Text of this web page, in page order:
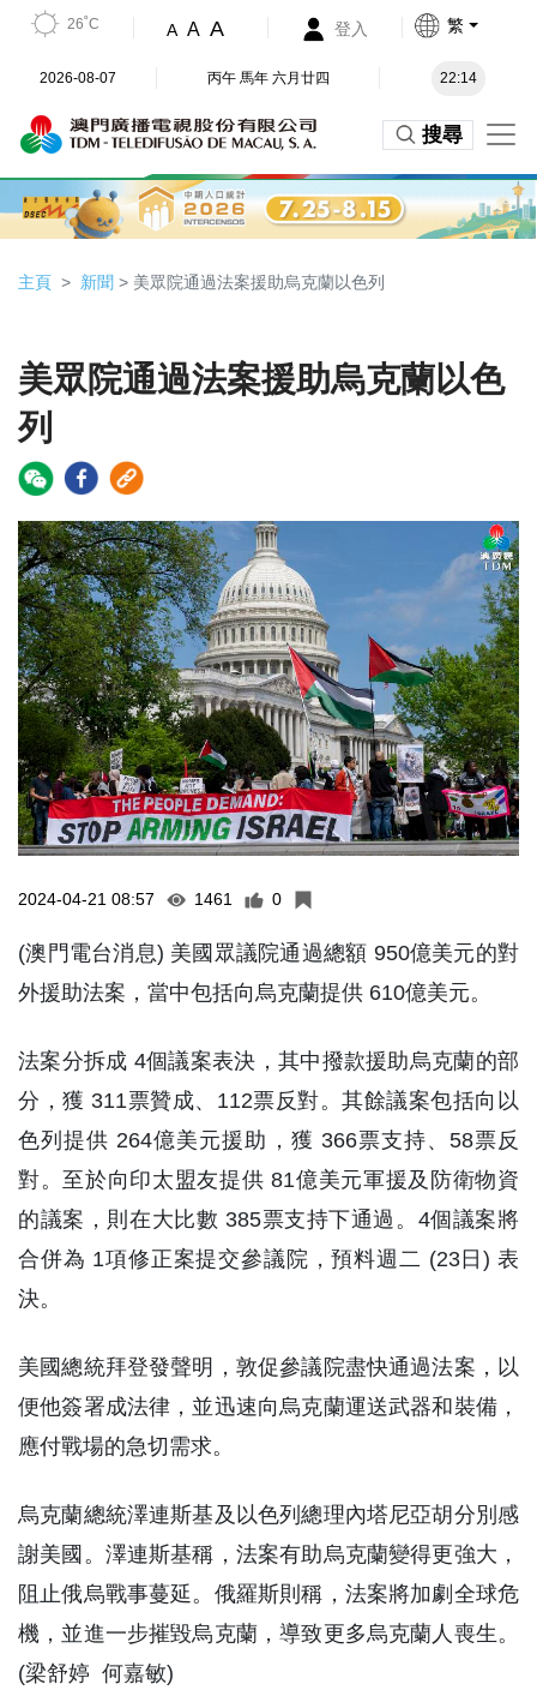
26˚C A A A 登入 繁
2026-08-07 丙午 馬年 六月廿四 22:14
搜尋
主頁 新聞 > 美眾院通過法案援助烏克蘭以色列
美眾院通過法案援助烏克蘭以色
列
2024-04-21 08:57 1461 0
(澳門電台消息) 美國眾議院通過總額 950億美元的對
外援助法案，當中包括向烏克蘭提供 610億美元。
法案分拆成 4個議案表決，其中撥款援助烏克蘭的部
分，獲 311票贊成、112票反對。其餘議案包括向以
色列提供 264億美元援助，獲 366票支持、58票反
對。至於向印太盟友提供 81億美元軍援及防衛物資
的議案，則在大比數 385票支持下通過。4個議案將
合併為 1項修正案提交參議院，預料週二 (23日) 表
決。
美國總統拜登發聲明，敦促參議院盡快通過法案，以
便他簽署成法律，並迅速向烏克蘭運送武器和裝備，
應付戰場的急切需求。
烏克蘭總統澤連斯基及以色列總理內塔尼亞胡分別感
謝美國。澤連斯基稱，法案有助烏克蘭變得更強大，
阻止俄烏戰事蔓延。俄羅斯則稱，法案將加劇全球危
機，並進一步摧毀烏克蘭，導致更多烏克蘭人喪生。
(梁舒婷 何嘉敏)